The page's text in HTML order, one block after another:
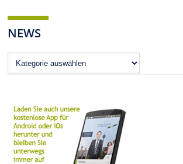
NEWS
News